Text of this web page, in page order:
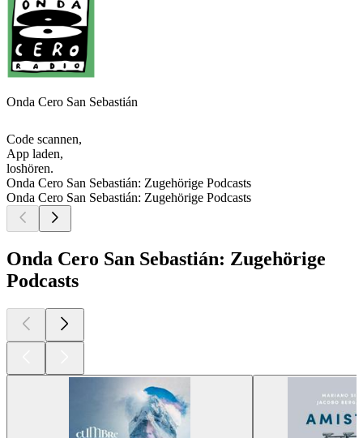
Onda Cero San Sebastián
Code scannen,
App laden,
loshören.
Onda Cero San Sebastián: Zugehörige Podcasts
Onda Cero San Sebastián: Zugehörige Podcasts
Onda Cero San Sebastián: Zugehörige
Podcasts